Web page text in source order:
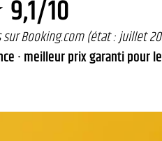
9,1/10
Booking.com (état : juillet
· meilleur prix garanti pour